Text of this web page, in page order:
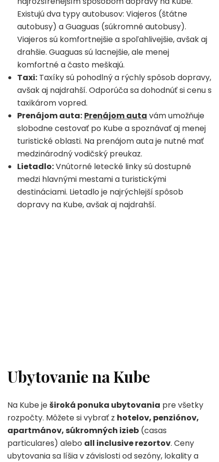
Existujú dva typy autobusov: Viajeros (štátne
autobusy) a Guaguas (súkromné autobusy).
Viajeros sú komfortnejšie a spoľahlivejšie, avšak aj
drahšie. Guaguas sú lacnejšie, ale menej
komfortné a často meškajú.
Taxi: Taxíky sú pohodlný a rýchly spôsob dopravy,
avšak aj najdrahší. Odporúča sa dohodnúť si cenu s
taxikárom vopred.
Prenájom auta: Prenájom auta vám umožňuje
slobodne cestovať po Kube a spoznávať aj menej
turistické oblasti. Na prenájom auta je nutné mať
medzinárodný vodičský preukaz.
Lietadlo:Vnútorné letecké linky sú dostupné
medzi hlavnými mestami a turistickými
destináciami. Lietadlo je najrýchlejší spôsob
dopravy na Kube, avšak aj najdrahší.
Ubytovanie na Kube
Na Kube ješiroká ponuka ubytovania pre všetky
rozpočty. Môžete si vybrať z hotelov, penziónov,
apartmánov, súkromných izieb (casas
particulares) alebo all inclusive rezortov. Ceny
ubytovania sa líšia v závislosti od sezóny, lokality a